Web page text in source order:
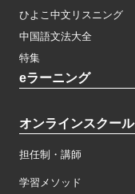
ひよこ中文リスニング
中国語文法大全
特集
eラーニング
オンラインスクール
担任制・講師
学習メソッド